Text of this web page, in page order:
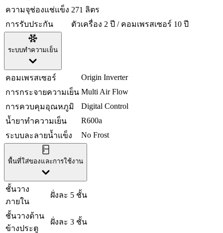
ความจุช่องแช่แข็ง 271 ลิตร
การรับประกัน
ตัวเครื่อง 2 ปี / คอมเพรสเซอร์ 10 ปี
ระบบทำความเย็น
คอมเพรสเซอร์
Origin Inverter
การกระจายความเย็น Multi Air Flow
การควบคุมอุณหภูมิ
Digital Control
น้ำยาทำความเย็น
R600a
ระบบละลายน้ำแข็ง
No Frost
พื้นที่ใส่ของและการใช้งาน
ชั้นวาง
ภายใน
ฝั่งละ 5 ชั้น
ชั้นวางด้าน
ข้างประตู
ฝั่งละ 3 ชั้น